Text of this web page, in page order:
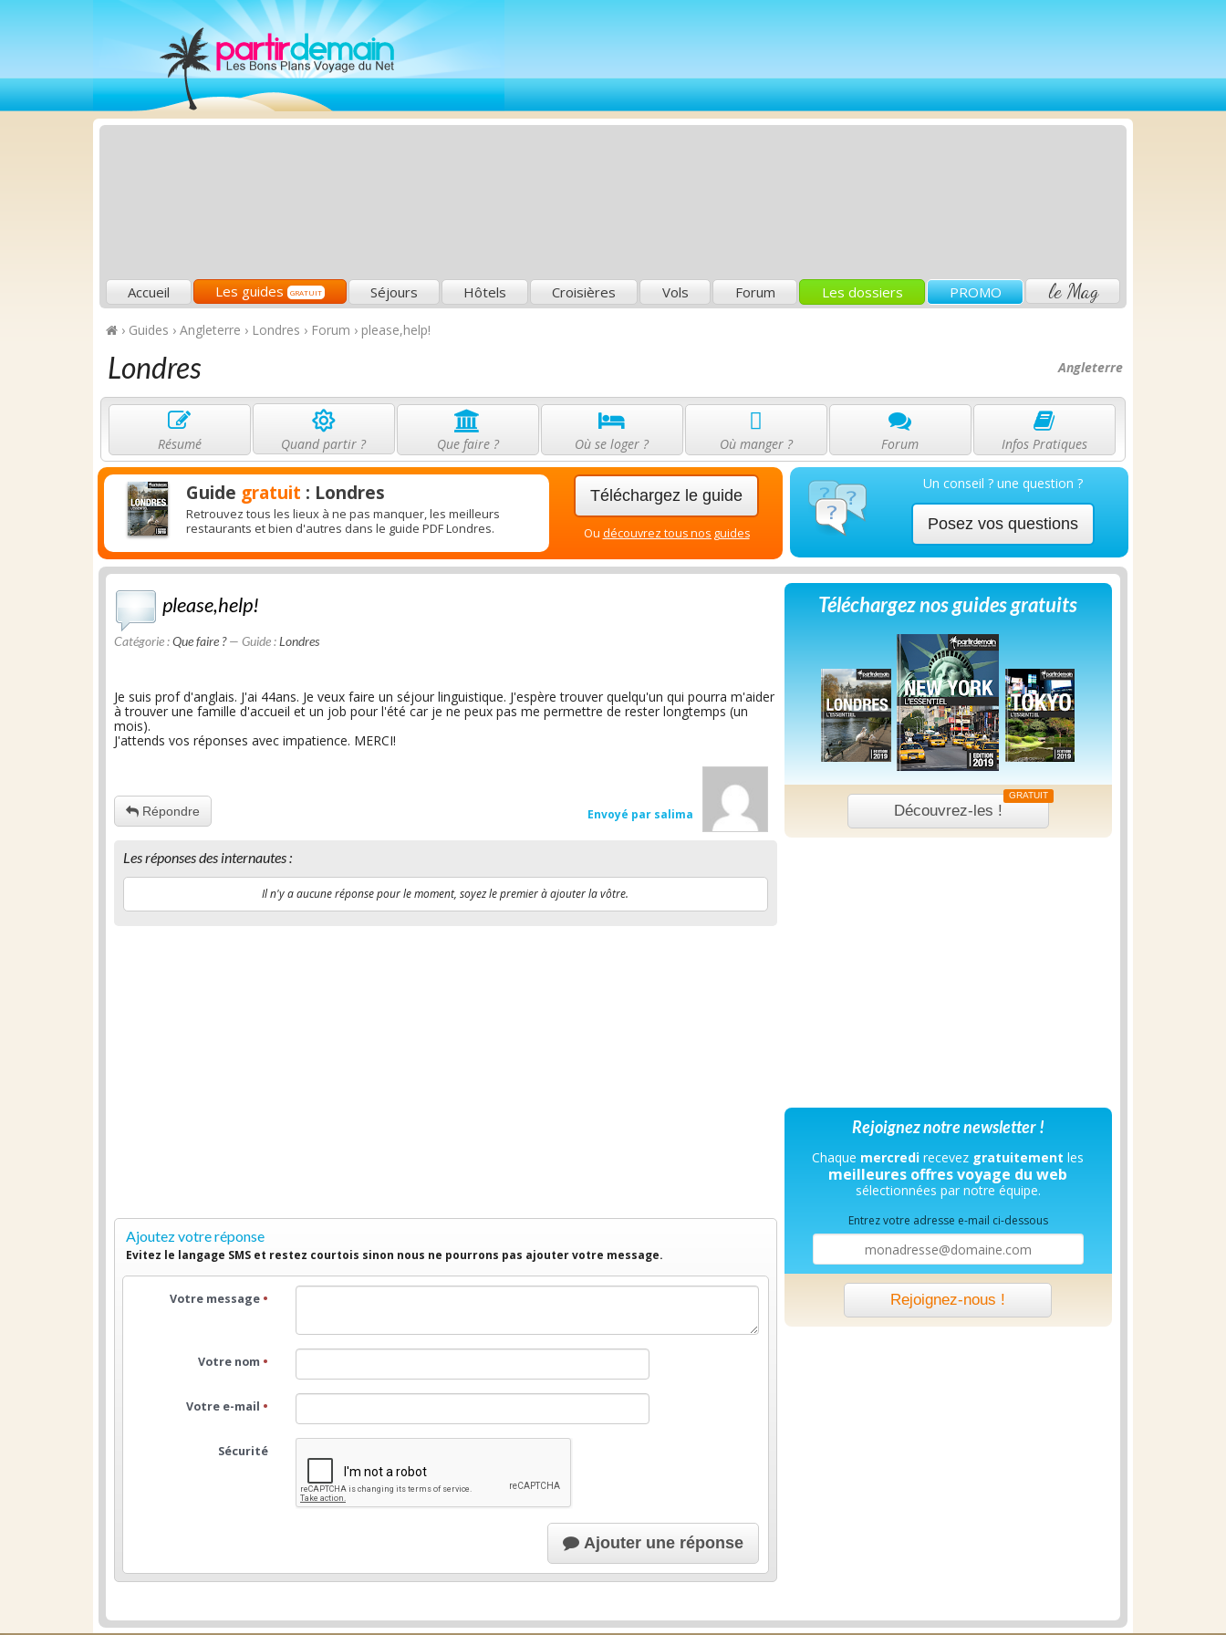
Accueil Les guides GRATUIT Séjours Hôtels Croisières Vols Forum Les dossiers PROMO le Mag
› Guides › Angleterre › Londres › Forum › please,help!
Angleterre
Londres
Résumé Quand partir ? Que faire ? Où se loger ? Où manger ? Forum Infos Pratiques
Guide gratuit : Londres
Retrouvez tous les lieux à ne pas manquer, les meilleurs
restaurants et bien d'autres dans le guide PDF Londres.
Téléchargez le guide
Ou découvrez tous nos guides
Un conseil ? une question ?
Posez vos questions
please,help!
Catégorie :Que faire ?— Guide :Londres
Je suis prof d'anglais. J'ai 44ans. Je veux faire un séjour linguistique. J'espère trouver quelqu'un qui pourra m'aider
à trouver une famille d'accueil et un job pour l'été car je ne peux pas me permettre de rester longtemps (un
mois).
J'attends vos réponses avec impatience. MERCI!
Envoyé par salima
Répondre
Les réponses des internautes :
Il n'y a aucune réponse pour le moment, soyez le premier à ajouter la vôtre.
Ajoutez votre réponse
Evitez le langage SMS et restez courtois sinon nous ne pourrons pas ajouter votre message.
Votre message •
Votre nom •
Votre e-mail •
Sécurité
Ajouter une réponse
Téléchargez nos guides gratuits
Découvrez-les !
GRATUIT
Rejoignez notre newsletter !
Chaque mercredi recevez gratuitement les
meilleures offres voyage du web
sélectionnées par notre équipe.
Entrez votre adresse e-mail ci-dessous
Rejoignez-nous !